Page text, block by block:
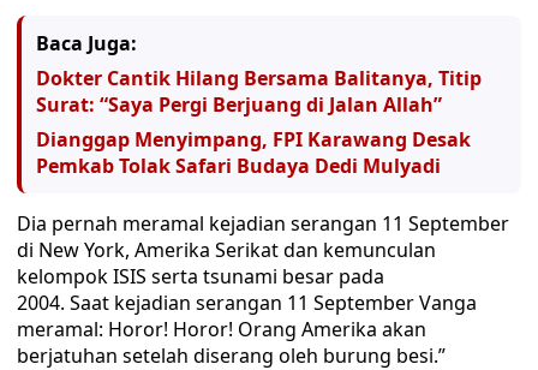
Baca Juga:
Dokter Cantik Hilang Bersama Balitanya, Titip
Surat: “Saya Pergi Berjuang di Jalan Allah”
Dianggap Menyimpang, FPI Karawang Desak
Pemkab Tolak Safari Budaya Dedi Mulyadi
Dia pernah meramal kejadian serangan 11 September
di New York, Amerika Serikat dan kemunculan
kelompok ISIS serta tsunami besar pada
2004. Saat kejadian serangan 11 September Vanga
meramal: Horor! Horor! Orang Amerika akan
berjatuhan setelah diserang oleh burung besi.”